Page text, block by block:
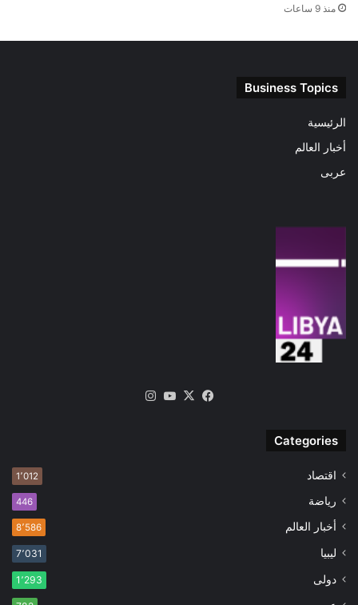
منذ 9 ساعات
Business Topics
الرئيسية
أخبار العالم
عربى
فيسبوك
‫X
‫YouTube
Categories
اقتصاد 1٬012
رياضة 446
أخبار العالم 8٬586
ليبيا 7٬031
دولى 1٬293